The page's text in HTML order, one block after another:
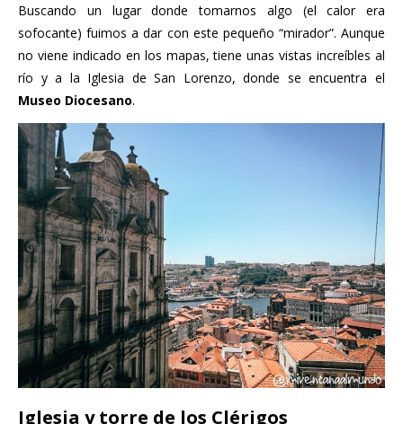
Buscando un lugar donde tomarnos algo (el calor era
sofocante) fuimos a dar con este pequeño “mirador”. Aunque
no viene indicado en los mapas, tiene unas vistas increíbles al
río y a la Iglesia de San Lorenzo, donde se encuentra el
Museo Diocesano.
Iglesia y torre de los Clérigos